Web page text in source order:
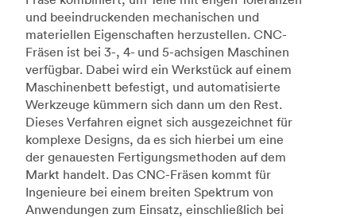
und beeindruckenden mechanischen und
materiellen Eigenschaften herzustellen. CNC-
Fräsen ist bei 3-, 4- und 5-achsigen Maschinen
verfügbar. Dabei wird ein Werkstück auf einem
Maschinenbett befestigt, und automatisierte
Werkzeuge kümmern sich dann um den Rest.
Dieses Verfahren eignet sich ausgezeichnet für
komplexe Designs, da es sich hierbei um eine
der genauesten Fertigungsmethoden auf dem
Markt handelt. Das CNC-Fräsen kommt für
Ingenieure bei einem breiten Spektrum von
Anwendungen zum Einsatz, einschließlich bei